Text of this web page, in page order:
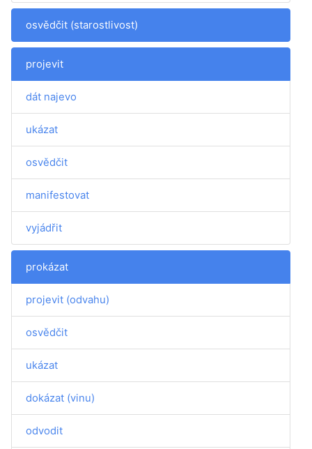
osvědčit (starostlivost)
projevit
dát najevo
ukázat
osvědčit
manifestovat
vyjádřit
prokázat
projevit (odvahu)
osvědčit
ukázat
dokázat (vinu)
odvodit